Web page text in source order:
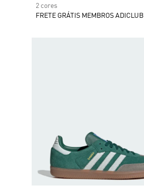
2 cores
FRETE GRÁTIS MEMBROS ADICLUB